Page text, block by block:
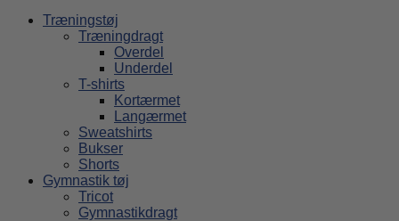
Træningstøj
Træningdragt
Overdel
Underdel
T-shirts
Kortærmet
Langærmet
Sweatshirts
Bukser
Shorts
Gymnastik tøj
Tricot
Gymnastikdragt